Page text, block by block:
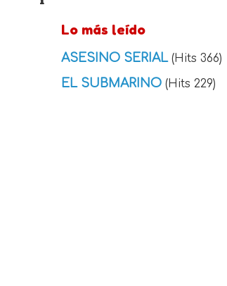
Lo más leído
ASESINO SERIAL (Hits 366)
EL SUBMARINO (Hits 229)